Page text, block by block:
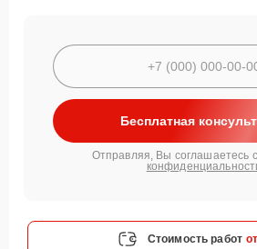
Бесплатная
Отправляя, Вы соглашаетесь с
Стоимость работ